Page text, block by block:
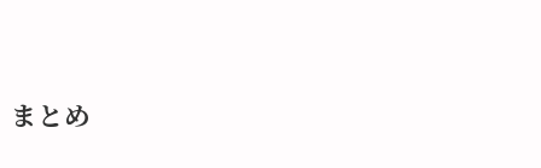
まとめ